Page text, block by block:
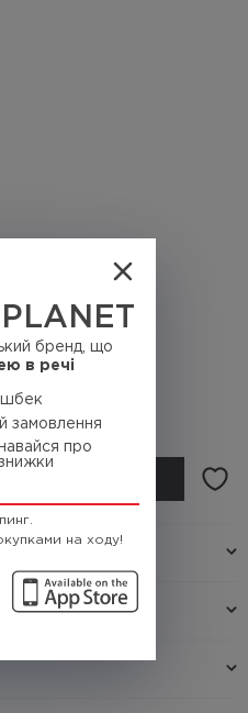
бренд, що
в речі
замовлення
про
на ходу!